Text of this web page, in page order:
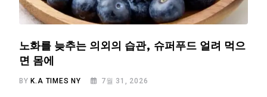
노화를 늦추는 의외의 습관, 슈퍼푸드 얼려 먹으
면 몸에
BYK.A TIMES NY 7월 31, 2026